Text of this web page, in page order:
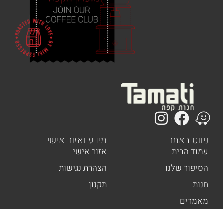
באתר
שלנו
מידע ואזור אישי
אזור אישי
הצהרת נגישות